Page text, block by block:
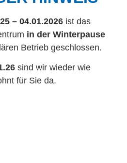
– 04.01.2026 ist das
in der Winterpause
Betrieb geschlossen.
sind wir wieder wie
für Sie da.